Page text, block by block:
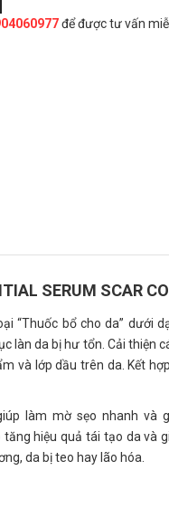
để được tư vấn
SERUM SCAR
“Thuốc bổ cho da” dưới
làn da bị hư tổn. Cải thiện
và lớp dầu trên da. Kết
làm mờ sẹo nhanh và
hiệu quả tái tạo da và
da bị teo hay lão hóa.
pháp trải nghiệm phát triển bởi